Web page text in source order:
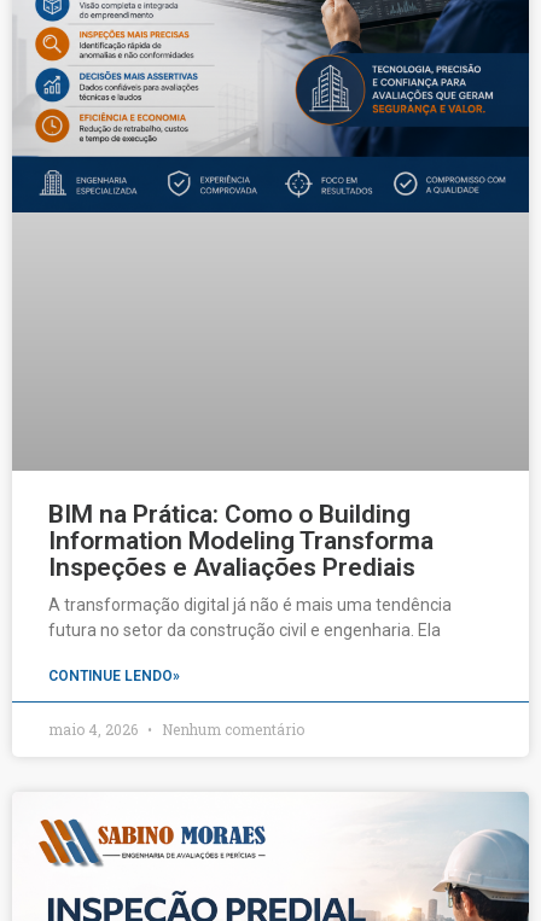
BIM na Prática: Como o Building
Information Modeling Transforma
Inspeções e Avaliações Prediais
A transformação digital já não é mais uma tendência
futura no setor da construção civil e engenharia. Ela
CONTINUE LENDO»
maio 4, 2026 Nenhum comentário